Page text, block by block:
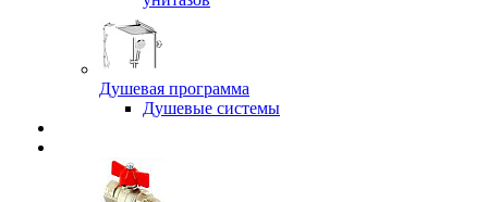
Душевая программа
Душевые системы